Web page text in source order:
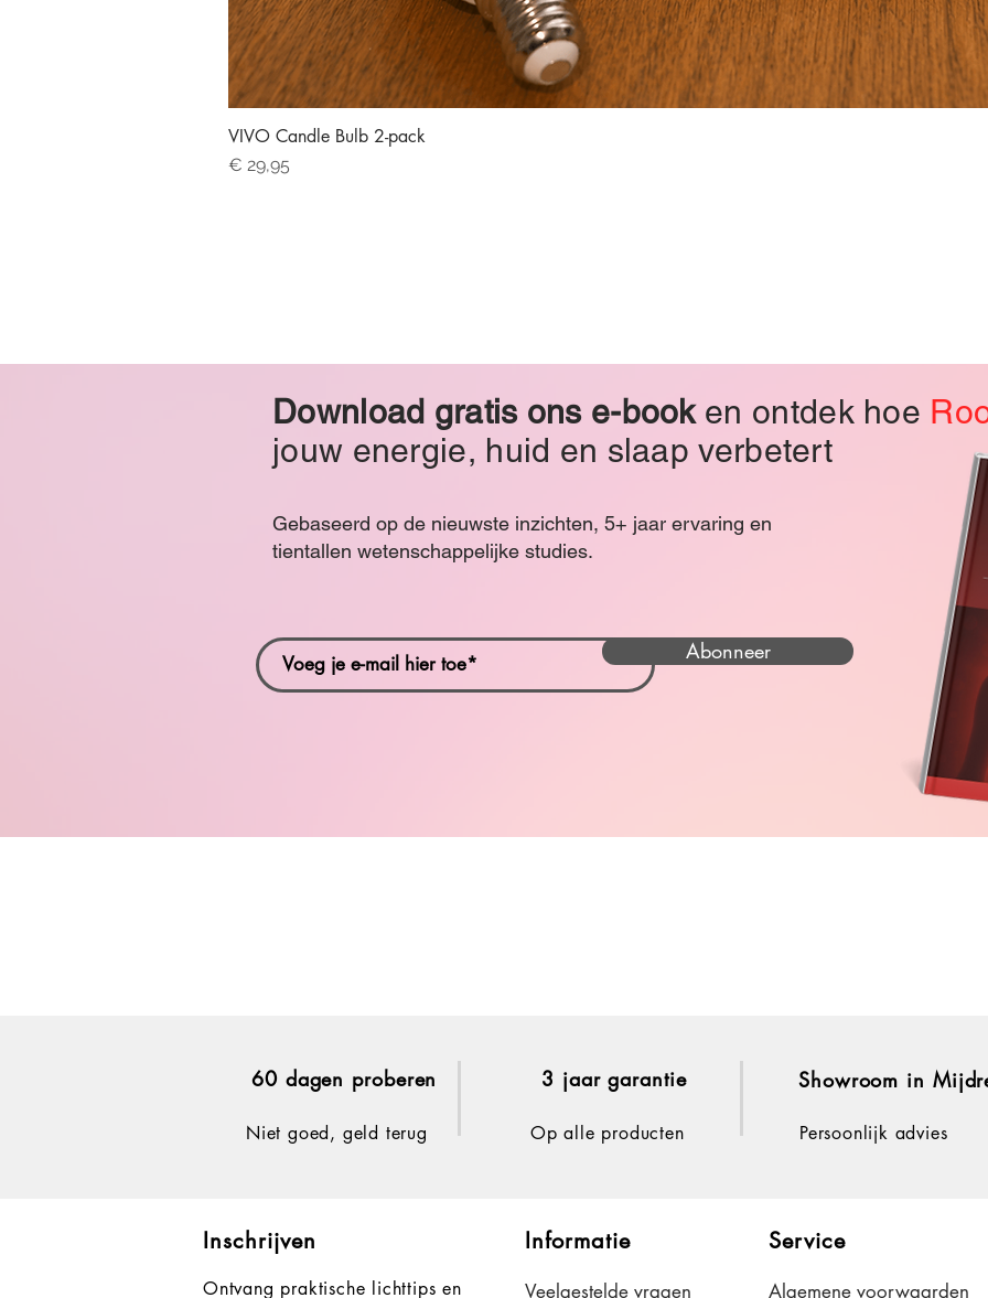
VIVO Candle Bulb 2-pack
Prijs
€ 29,95
Download gratis ons e-book en ontdek hoe
jouw energie, huid en slaap verbetert
Gebaseerd op de nieuwste inzichten, 5+ jaar ervaring en
tientallen wetenschappelijke studies.
Abonneer
60 dagen proberen
Niet goed, geld terug
3 jaar garantie
Op alle producten
Showroom in
Persoonlijk advies
Inschrijven Informatie
Ontvang praktische lichttips en Veelgestelde vragen
Service
Algemene voorwaarden